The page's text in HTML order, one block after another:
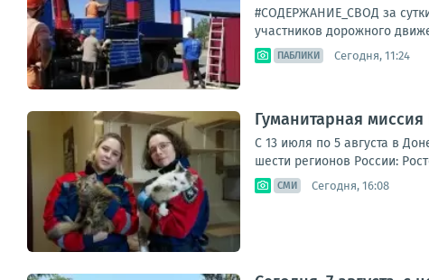
#СОДЕРЖАНИЕ_СВОД за
участников дорожного
ПАБЛИКИ Сегодня, 11:24
Гуманитарная
С 13 июля по 5 августа в
шести регионов России:
СМИ Сегодня, 16:08